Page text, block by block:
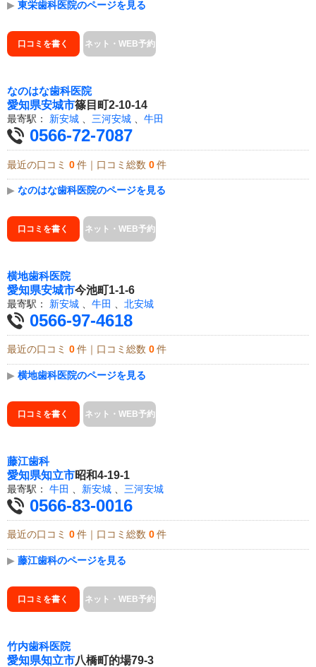
▶ 東栄歯科医院のページを見る
口コミを書く ネット・WEB予約
なのはな歯科医院
愛知県安城市篠目町2-10-14
最寄駅： 新安城 三河安城 牛田
0566-72-7087
最近の口コミ 0 件｜口コミ総数 0 件
▶ なのはな歯科医院のページを見る
口コミを書く ネット・WEB予約
横地歯科医院
愛知県安城市今池町1-1-6
最寄駅： 新安城 牛田 北安城
0566-97-4618
最近の口コミ 0 件｜口コミ総数 0 件
▶ 横地歯科医院のページを見る
口コミを書く ネット・WEB予約
藤江歯科
愛知県知立市昭和4-19-1
最寄駅： 牛田 新安城 三河安城
0566-83-0016
最近の口コミ 0 件｜口コミ総数 0 件
▶ 藤江歯科のページを見る
口コミを書く ネット・WEB予約
竹内歯科医院
愛知県知立市八橋町的場79-3